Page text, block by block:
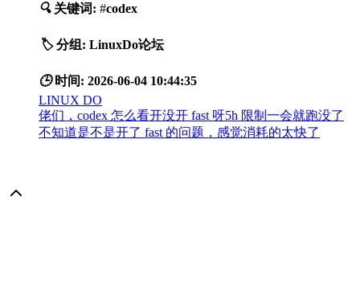
🔍 关键词: #codex
🏷️ 分组: LinuxDo论坛
🕒 时间: 2026-06-04 10:44:35
LINUX DO
佬们，codex 怎么看开没开 fast 呀5h 限制一会就跑没了
不知道是不是开了 fast 的问题，感觉消耗的太快了